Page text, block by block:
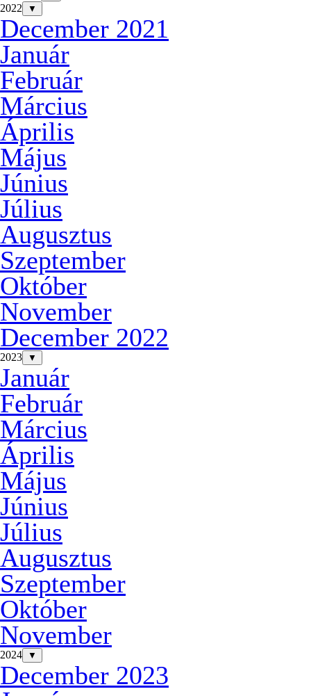
2022 ▼
December 2021
Január
Február
Március
Április
Május
Június
Július
Augusztus
Szeptember
Október
November
December 2022
2023 ▼
Január
Február
Március
Április
Május
Június
Július
Augusztus
Szeptember
Október
November
2024 ▼
December 2023